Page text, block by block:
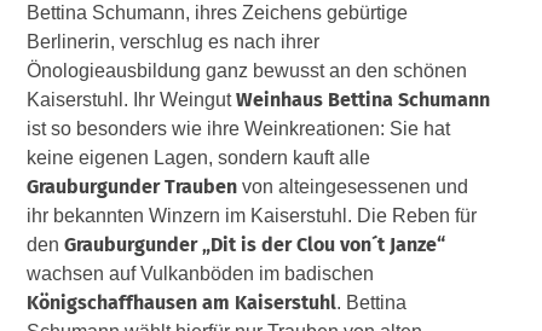
Bettina Schumann, ihres Zeichens gebürtige
Berlinerin, verschlug es nach ihrer
Önologieausbildung ganz bewusst an den schönen
Kaiserstuhl. Ihr WeingutWeinhaus Bettina Schumann
ist so besonders wie ihre Weinkreationen: Sie hat
keine eigenen Lagen, sondern kauft alle
Grauburgunder Trauben von alteingesessenen und
ihr bekannten Winzern im Kaiserstuhl. Die Reben für
denGrauburgunder „Dit is der Clou von´t Janze“
wachsen auf Vulkanböden im badischen
Königschaffhausen am Kaiserstuhl. Bettina